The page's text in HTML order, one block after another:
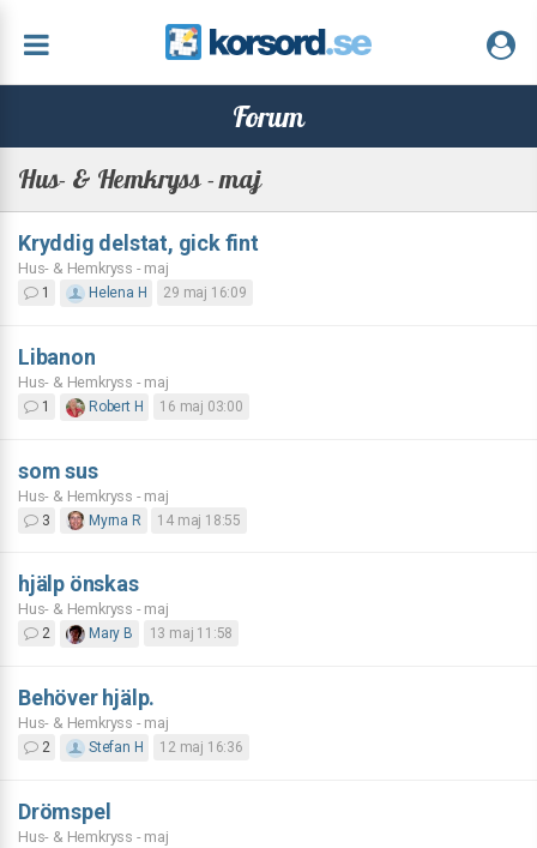
Forum
Hus- & Hemkryss - maj
Kryddig delstat, gick fint
Hus- & Hemkryss - maj
1 Helena H 29 maj 16:09
Libanon
Hus- & Hemkryss - maj
1 Robert H 16 maj 03:00
som sus
Hus- & Hemkryss - maj
3 Myrna R 14 maj 18:55
hjälp önskas
Hus- & Hemkryss - maj
2 Mary B 13 maj 11:58
Behöver hjälp.
Hus- & Hemkryss - maj
2 Stefan H 12 maj 16:36
Drömspel
Hus- & Hemkryss - maj